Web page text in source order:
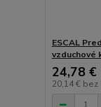
ESCAL
vzduchové
24,78 €
20,14 € bez